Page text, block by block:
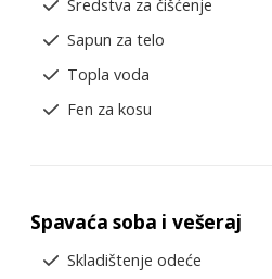
Sredstva za čišćenje
Sapun za telo
Topla voda
Fen za kosu
Spavaća soba i vešeraj
Skladištenje odeće